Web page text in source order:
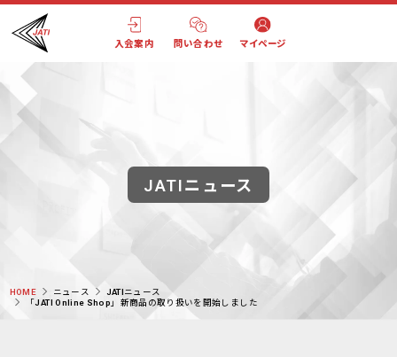
入会案内 問い合わせ マイページ
JATIニュース
HOME ニュース
JATIニュース
「JATI Online Shop」新商品の取り扱いを開始しました